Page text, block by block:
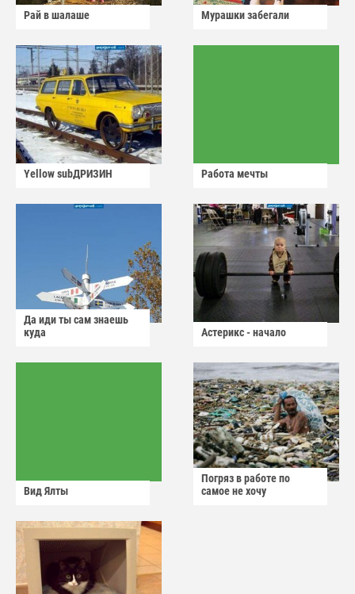
Рай в шалаше Мурашки забегали
Yellow subДРИЗИН Работа мечты
Да иди ты сам знаешь
куда
Астерикс - начало
Вид Ялты
Погряз в работе по
самое не хочу